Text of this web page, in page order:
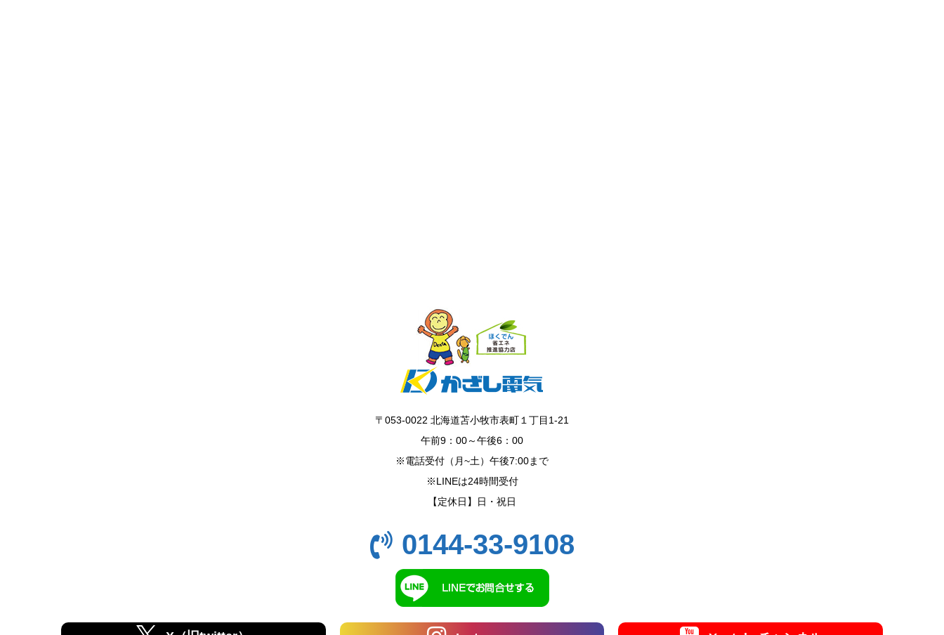
〒053-0022 北海道苫小牧市表町１丁目1-21
午前9：00～午後6：00
※電話受付（月~土）午後7:00まで
※LINEは24時間受付
【定休日】日・祝日
0144-33-9108